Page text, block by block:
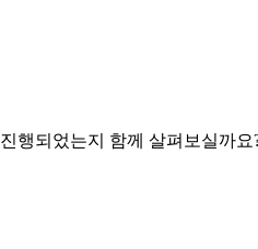
행되었는지 함께 살펴보실까요